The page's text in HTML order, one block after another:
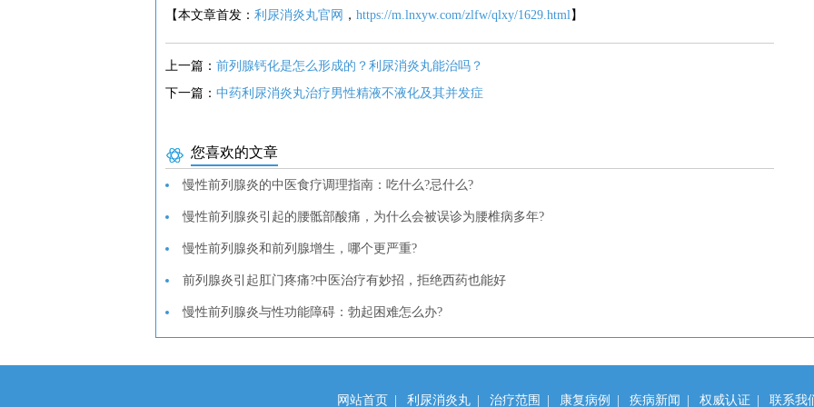
【本文章首发： 利尿消炎丸官网 ， https://m.lnxyw.com/zlfw/qlxy/1629.html】
上一篇： 前列腺钙化是怎么形成的？利尿消炎丸能治吗？
下一篇： 中药利尿消炎丸治疗男性精液不液化及其并发症
您喜欢的文章
慢性前列腺炎的中医食疗调理指南：吃什么?忌什么?
慢性前列腺炎引起的腰骶部酸痛，为什么会被误诊为腰椎病多年?
慢性前列腺炎和前列腺增生，哪个更严重?
前列腺炎引起肛门疼痛?中医治疗有妙招，拒绝西药也能好
慢性前列腺炎与性功能障碍：勃起困难怎么办?
网站首页 利尿消炎丸 治疗范围 康复病例 疾病新闻 权威认证 联系我